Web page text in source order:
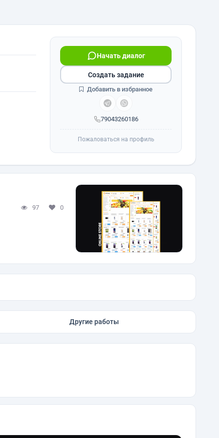
79043260186
Начать диалог
Создать задание
Добавить в избранное
Пожаловаться на профиль
97 0
Другие работы